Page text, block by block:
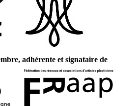
adhérente et signataire de